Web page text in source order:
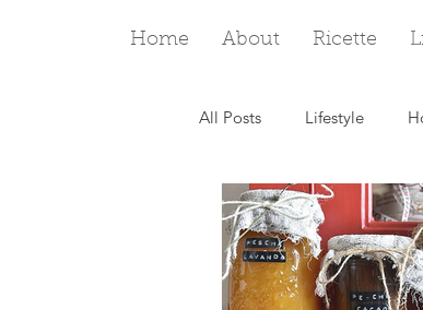
Home About Ricette
All Posts Lifestyle
Viaggi Biscotti
San Valentino